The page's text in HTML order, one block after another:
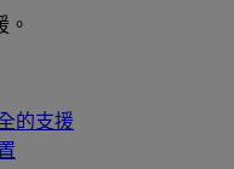
。
的支援